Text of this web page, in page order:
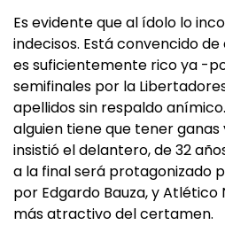
Es evidente que al ídolo lo
indecisos. Está convencido
es suficientemente rico ya -
semifinales por la
apellidos sin respaldo
alguien tiene que tener ganas
insistió el delantero, de 32
a la final será protagonizado
por Edgardo Bauza, y Atlético
más atractivo del certamen.